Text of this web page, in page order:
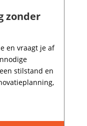
zonder
en vraagt je af
stilstand en